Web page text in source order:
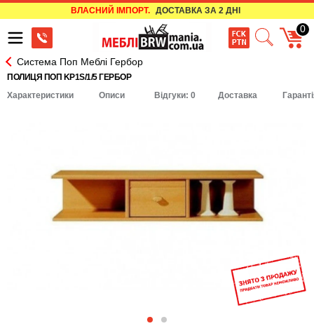
ВЛАСНИЙ ІМПОРТ. ДОСТАВКА ЗА 2 ДНІ
0
Система Поп Меблі Гербор
ПОЛИЦЯ ПОП KP1S/1/5 ГЕРБОР
Характеристики
Описи Відгуки: 0 Доставка